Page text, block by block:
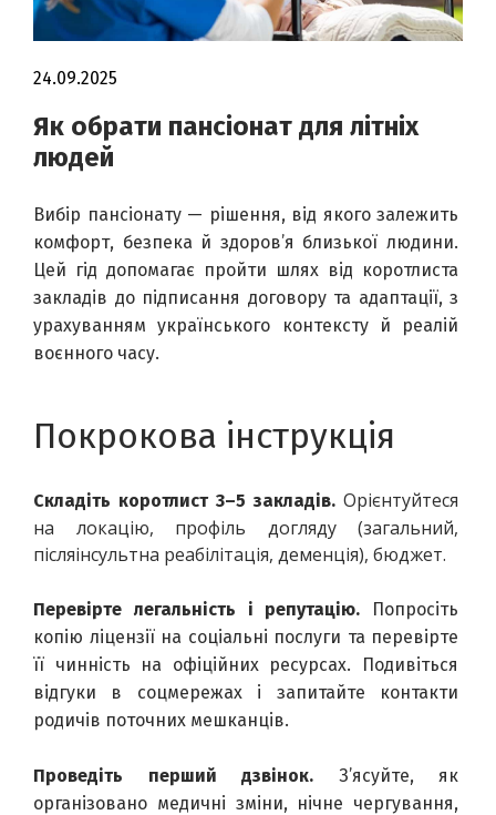
24.09.2025
Як обрати пансіонат для літніх
людей
Вибір пансіонату — рішення, від якого залежить
комфорт, безпека й здоров’я близької людини.
Цей гід допомагає пройти шлях від коротлиста
закладів до підписання договору та адаптації, з
урахуванням українського контексту й реалій
воєнного часу.
Покрокова інструкція
Складіть коротлист 3–5 закладів. Орієнтуйтеся
на локацію, профіль догляду (загальний,
післяінсультна реабілітація, деменція), бюджет.
Перевірте легальність і репутацію.
Попросіть
копію ліцензії на соціальні послуги та перевірте
її чинність на офіційних ресурсах. Подивіться
відгуки в соцмережах і запитайте контакти
родичів поточних мешканців.
Проведіть перший дзвінок. З’ясуйте, як
організовано медичні зміни, нічне чергування,